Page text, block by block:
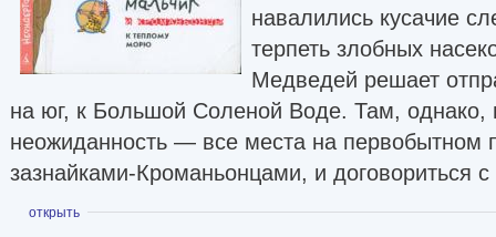
навалились кусачие
терпеть злобных
Медведей решает
на юг, к Большой Соленой Воде. Там, однако,
неожиданность — все места на первобытном
зазнайками-Кроманьонцами, и договориться
Показать
открыть